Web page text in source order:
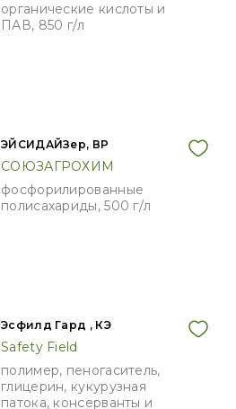
органические кислоты и
ПАВ, 850 г/л
ЭЙСИДАЙЗер, ВР
СОЮЗАГРОХИМ
фосфорилированные
полисахариды, 500 г/л
Эсфилд Гард , КЭ
Safety Field
полимер, пеногаситель,
глицерин, кукурузная
патока, консерванты и